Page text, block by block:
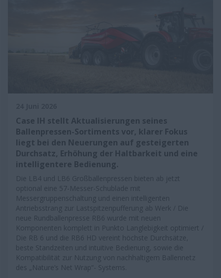
Case IH stellt Aktualisierungen seines
Ballenpressen-Sortiments vor, klarer Fokus
liegt bei den Neuerungen auf gesteigerten
Durchsatz, Erhöhung der Haltbarkeit und eine
intelligentere Bedienung.
Die LB4 und LB6 Großballenpressen bieten ab jetzt
optional eine 57-Messer-Schublade mit
Messergruppenschaltung und einen intelligenten
Antriebsstrang zur Lastspitzenpufferung ab Werk / Die
neue Rundballenpresse RB6 wurde mit neuen
Komponenten komplett in Punkto Langlebigkeit optimiert /
Die RB 6 und die RB6 HD vereint höchste Durchsätze,
beste Standzeiten und intuitive Bedienung, sowie die
Kompatibilität zur Nutzung von nachhaltigem Ballennetz
des „Nature’s Net Wrap“- Systems.